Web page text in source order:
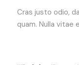
Cras justo odio,
quam. Nulla vitae